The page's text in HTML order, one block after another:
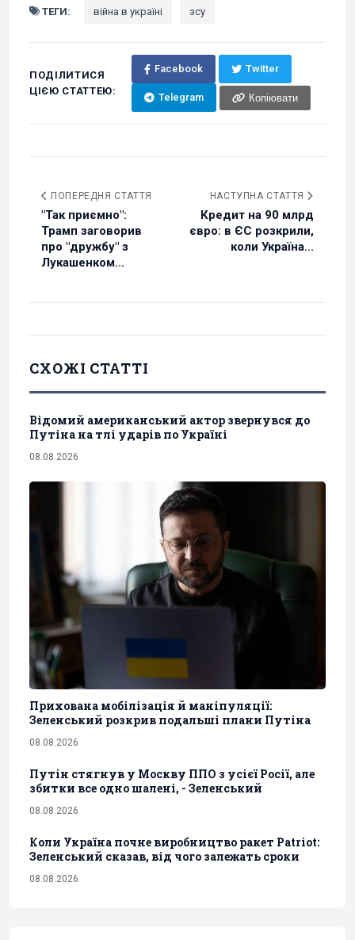
ТЕГИ: війна в україні зсу
ПОДІЛИТИСЯ
ЦІЄЮ СТАТТЕЮ:
Facebook Twitter
Telegram Копіювати
ПОПЕРЕДНЯ СТАТТЯ
"Так приємно":
Трамп заговорив
про "дружбу" з
Лукашенком...
НАСТУПНА СТАТТЯ
Кредит на 90 млрд
євро: в ЄС розкрили,
коли Україна...
СХОЖІ СТАТТІ
Відомий американський актор звернувся до
Путіна на тлі ударів по Україні
08.08.2026
Прихована мобілізація й маніпуляції:
Зеленський розкрив подальші плани Путіна
08.08.2026
Путін стягнув у Москву ППО з усієї Росії, але
збитки все одно шалені, - Зеленський
08.08.2026
Коли Україна почне виробництво ракет Patriot:
Зеленський сказав, від чого залежать сроки
08.08.2026